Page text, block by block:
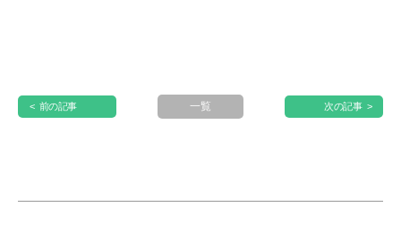
< 前の記事 一覧 次の記事 >